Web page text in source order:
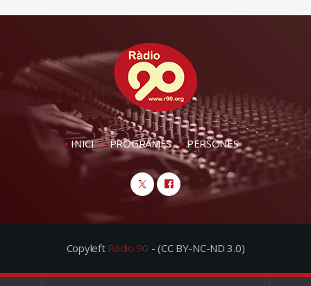
INICI PROGRAMES PERSONES
Copyleft Ràdio 90 - (CC BY-NC-ND 3.0)